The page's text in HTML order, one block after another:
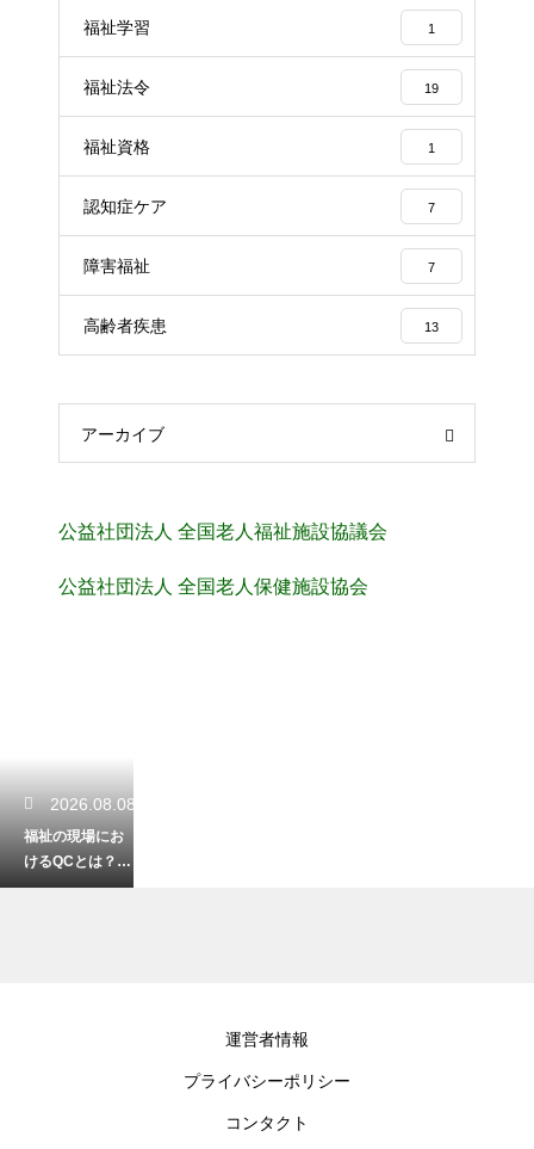
福祉学習 1
福祉法令 19
福祉資格 1
認知症ケア 7
障害福祉 7
高齢者疾患 13
アーカイブ
公益社団法人 全国老人福祉施設協議会
公益社団法人 全国老人保健施設協会
2026.08.08
福祉の現場にお
けるQCとは？業
務改善に繋がる
運営者情報
プライバシーポリシー
コンタクト